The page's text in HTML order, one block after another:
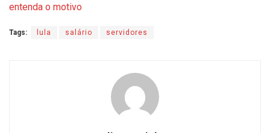
entenda o motivo
Tags: lula salário servidores